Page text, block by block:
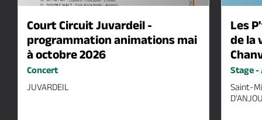
Court Circuit Juvardeil -
programmation animations mai
à octobre 2026
Concert
JUVARDEIL
Les
de la
Stage -
Saint-